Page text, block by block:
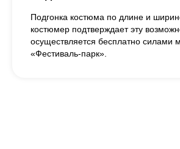
Подгонка костюма по длине и
костюмер подтверждает эту
осуществляется бесплатно силами
«Фестиваль-парк».